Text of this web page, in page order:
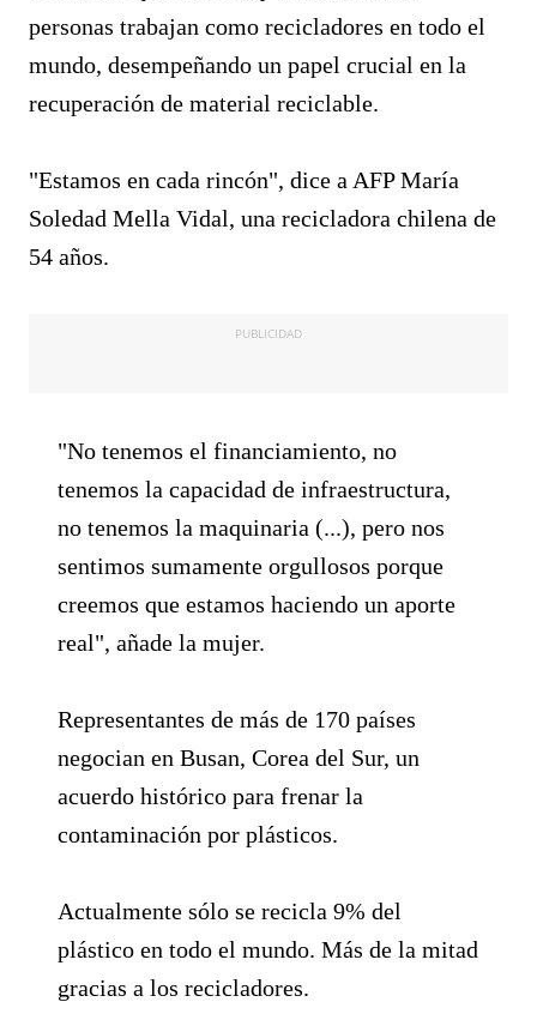
personas trabajan como recicladores en todo el
mundo, desempeñando un papel crucial en la
recuperación de material reciclable.
"Estamos en cada rincón", dice a AFP María
Soledad Mella Vidal, una recicladora chilena de
54 años.
PUBLICIDAD
"No tenemos el financiamiento, no
tenemos la capacidad de infraestructura,
no tenemos la maquinaria (...), pero nos
sentimos sumamente orgullosos porque
creemos que estamos haciendo un aporte
real", añade la mujer.
Representantes de más de 170 países
negocian en Busan, Corea del Sur, un
acuerdo histórico para frenar la
contaminación por plásticos.
Actualmente sólo se recicla 9% del
plástico en todo el mundo. Más de la mitad
gracias a los recicladores.